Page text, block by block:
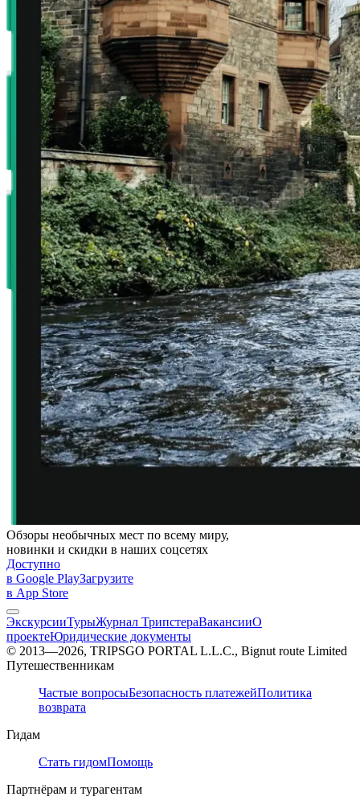
Обзоры необычных мест по всему миру,
новинки и скидки в наших соцсетях
Доступно
в Google PlayЗагрузите
в App Store
ЭкскурсииТурыЖурнал ТрипстераВакансииО
проектеЮридические документы
© 2013—2026, TRIPSGO PORTAL L.L.C., Bignut route Limited
Путешественникам
Частые вопросыБезопасность платежейПолитика
возврата
Гидам
Стать гидомПомощь
Партнёрам и турагентам